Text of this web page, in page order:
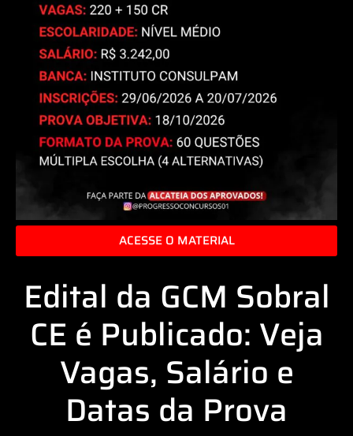
ACESSE O MATERIAL
Edital da GCM Sobral
CE é Publicado: Veja
Vagas, Salário e
Datas da Prova